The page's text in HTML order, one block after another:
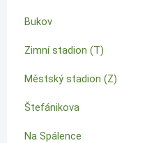
Bukov
Zimní stadion (T)
Městský stadion (Z)
Štefánikova
Na Spálence